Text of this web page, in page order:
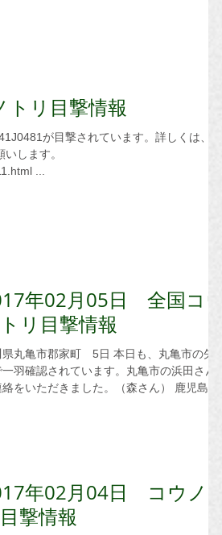
トリ目撃情報
します。
...
年02月05日 全国コウ
リ目撃情報
亀市郡家町 5日 本日も、丸亀市の矢野
羽確認されています。丸亀市の浜田さんよ
をいただきました。（森さん） 鹿児島県
年02月04日 コウノト
撃情報